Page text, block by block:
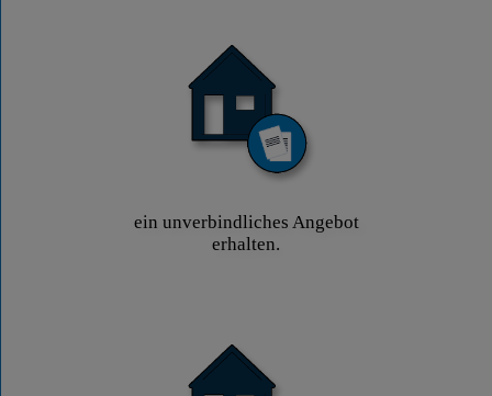
ein unverbindliches Angebot
erhalten.